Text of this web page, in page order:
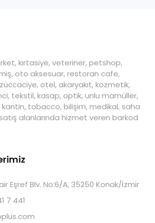
kırtasiye, veteriner, petshop,
oto aksesuar, restoran cafe,
otel, akaryakıt, kozmetik,
tekstil, kasap, optik, unlu mamüller,
tobacco, bilişim, medikal, saha
alanlarında hizmet veren barkod
Eşref Blv. No:6/A, 35250 Konak/İzmir
7 441